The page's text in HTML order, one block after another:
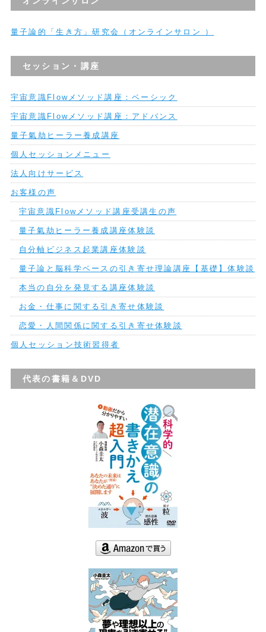
量子論的「生き方」研究会（オンラインサロン ）
セッション・講座
宇宙意識Flowメソッド講座：ベーシック
宇宙意識Flowメソッド講座：アドバンス
量子氣劫ヒーラー養成講座
個人セッションメニュー
法人向けサービス
お客様の声
宇宙意識Flowメソッド講座受講生の声
量子氣劫ヒーラー養成講座体験談
自分軸ビジネス起業講座体験談
量子論と脳科学ベースの引き寄せ理論講座【基礎】体験談
本当の自分を発見する講座体験談
お金・仕事に関する引き寄せ体験談
恋愛・人間関係に関する引き寄せ体験談
個人セッション技術習得者
代表の書籍＆DVD